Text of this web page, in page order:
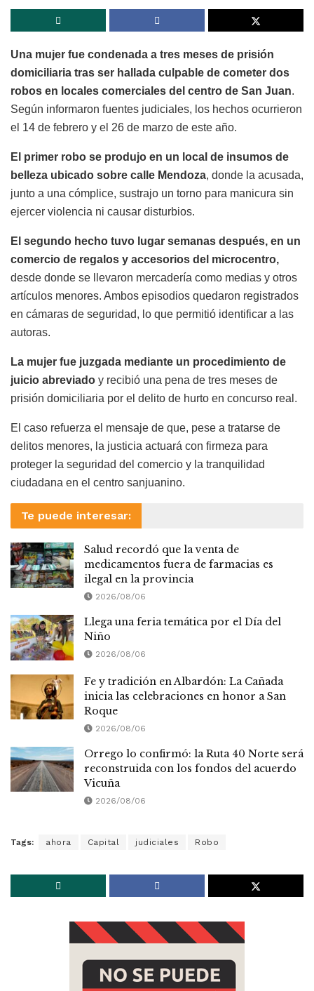
Una mujer fue condenada a tres meses de prisión
domiciliaria tras ser hallada culpable de cometer dos
robos en locales comerciales del centro de San Juan.
Según informaron fuentes judiciales, los hechos ocurrieron
el 14 de febrero y el 26 de marzo de este año.
El primer robo se produjo en un local de insumos de
belleza ubicado sobre calle Mendoza, donde la acusada,
junto a una cómplice, sustrajo un torno para manicura sin
ejercer violencia ni causar disturbios.
El segundo hecho tuvo lugar semanas después, en un
comercio de regalos y accesorios del microcentro,
desde donde se llevaron mercadería como medias y otros
artículos menores. Ambos episodios quedaron registrados
en cámaras de seguridad, lo que permitió identificar a las
autoras.
La mujer fue juzgada mediante un procedimiento de
juicio abreviado y recibió una pena de tres meses de
prisión domiciliaria por el delito de hurto en concurso real.
El caso refuerza el mensaje de que, pese a tratarse de
delitos menores, la justicia actuará con firmeza para
proteger la seguridad del comercio y la tranquilidad
ciudadana en el centro sanjuanino.
Te puede interesar:
Salud recordó que la venta de
medicamentos fuera de farmacias es
ilegal en la provincia
2026/08/06
Llega una feria temática por el Día del
Niño
2026/08/06
Fe y tradición en Albardón: La Cañada
inicia las celebraciones en honor a San
Roque
2026/08/06
Orrego lo confirmó: la Ruta 40 Norte será
reconstruida con los fondos del acuerdo
Vicuña
2026/08/06
Tags: ahora Capital judiciales Robo